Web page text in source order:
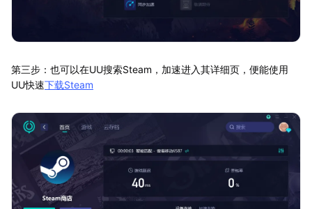
第三步：也可以在UU搜索Steam，加速进入其详细页，便能使用
UU快速下载Steam